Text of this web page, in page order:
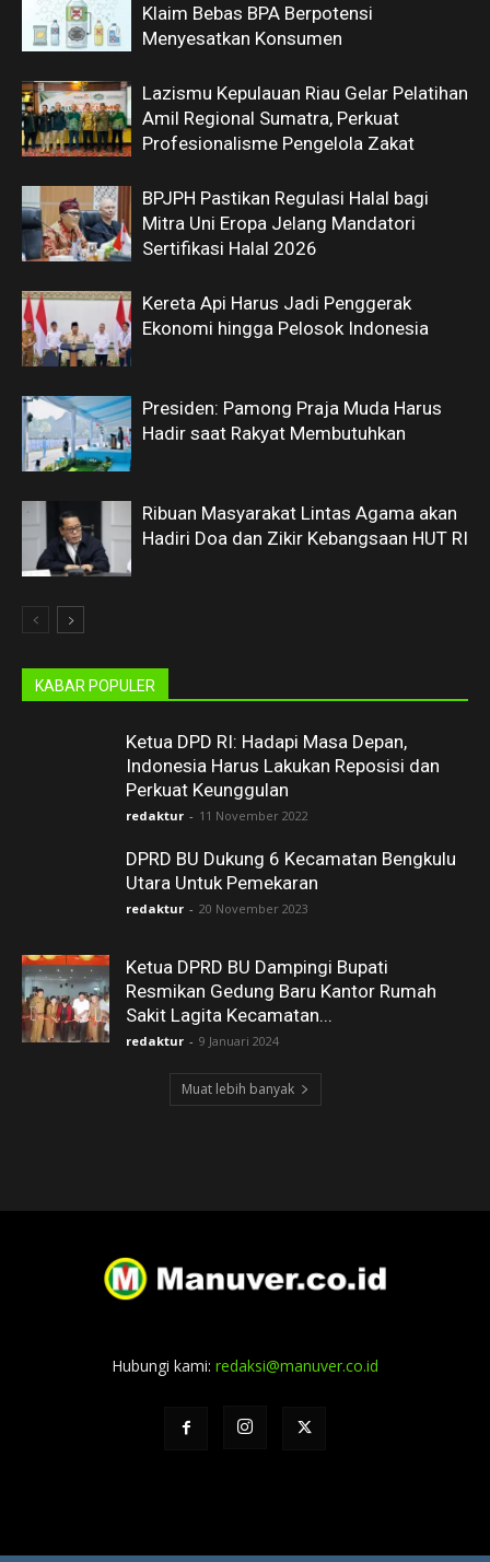
Klaim Bebas BPA Berpotensi
Menyesatkan Konsumen
Lazismu Kepulauan Riau Gelar Pelatihan
Amil Regional Sumatra, Perkuat
Profesionalisme Pengelola Zakat
BPJPH Pastikan Regulasi Halal bagi
Mitra Uni Eropa Jelang Mandatori
Sertifikasi Halal 2026
Kereta Api Harus Jadi Penggerak
Ekonomi hingga Pelosok Indonesia
Presiden: Pamong Praja Muda Harus
Hadir saat Rakyat Membutuhkan
Ribuan Masyarakat Lintas Agama akan
Hadiri Doa dan Zikir Kebangsaan HUT RI
KABAR POPULER
Ketua DPD RI: Hadapi Masa Depan,
Indonesia Harus Lakukan Reposisi dan
Perkuat Keunggulan
redaktur - 11 November 2022
DPRD BU Dukung 6 Kecamatan Bengkulu
Utara Untuk Pemekaran
redaktur - 20 November 2023
Ketua DPRD BU Dampingi Bupati
Resmikan Gedung Baru Kantor Rumah
Sakit Lagita Kecamatan...
redaktur - 9 Januari 2024
Muat lebih banyak
Hubungi kami: redaksi@manuver.co.id